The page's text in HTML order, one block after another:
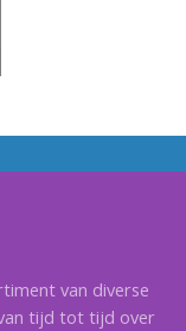
van diverse
tijd tot tijd over